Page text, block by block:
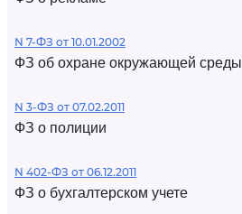
N 7-ФЗ от 10.01.2002
ФЗ об охране окружающей среды
N 3-ФЗ от 07.02.2011
ФЗ о полиции
N 402-ФЗ от 06.12.2011
ФЗ о бухгалтерском учете